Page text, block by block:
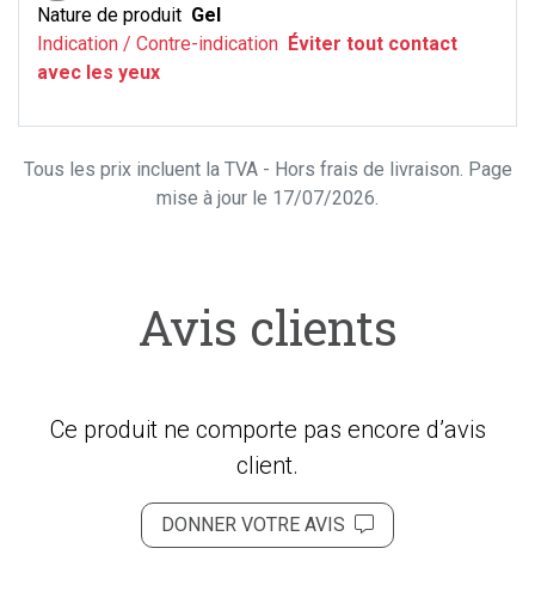
Nature de produit Gel
Indication / Contre-indication Éviter tout contact
avec les yeux
Tous les prix incluent la TVA - Hors frais de livraison. Page
mise à jour le 17/07/2026.
Avis clients
Ce produit ne comporte pas encore d’avis
client.
DONNER VOTRE AVIS